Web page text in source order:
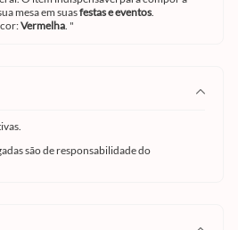
mesa em suasfestas e eventos.
Vermelha. "
são de responsabilidade do